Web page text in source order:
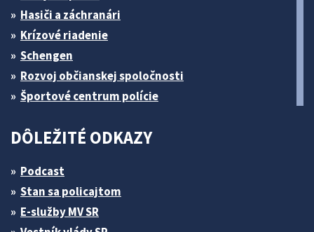
Hasiči a záchranári
Krízové riadenie
Schengen
Rozvoj občianskej spoločnosti
Športové centrum polície
DÔLEŽITÉ ODKAZY
Podcast
Stan sa policajtom
E-služby MV SR